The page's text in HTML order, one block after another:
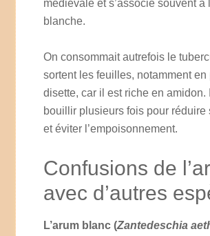
médiévale et s’associe souvent à
blanche.
On consommait autrefois le
sortent les feuilles, notamment
disette, car il est riche en amidon.
bouillir plusieurs fois pour réduire
et éviter l’empoisonnement.
Confusions de
avec d’autres
L’arum blanc (Zantedeschia